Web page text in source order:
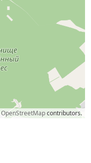
OpenStreetMapcontributors.